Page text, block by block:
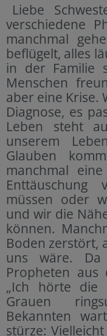
Liebe
verschiedene
manchmal
beflügelt, alles
in der Familie
Menschen
aber eine Krise.
Diagnose, es
Leben steht
unserem
Glauben
manchmal
Enttäuschung
müssen oder
und wir die
können.
Boden zerstört,
uns wäre.
Propheten aus
„Ich hörte die
Grauen
Bekannten
stürze: